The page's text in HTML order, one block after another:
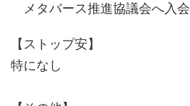
メタバース推進協議会へ入会
【ストップ安】
特になし